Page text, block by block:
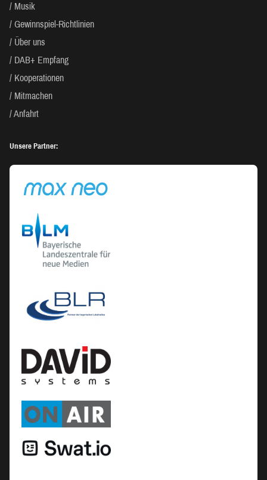
Musik
Gewinnspiel-Richtlinien
Über uns
DAB+ Empfang
Kooperationen
Mitmachen
Anfahrt
Unsere Partner: